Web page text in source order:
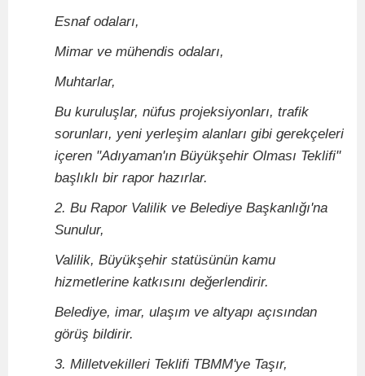
Esnaf odaları,
Mimar ve mühendis odaları,
Muhtarlar,
Bu kuruluşlar, nüfus projeksiyonları, trafik
sorunları, yeni yerleşim alanları gibi gerekçeleri
içeren "Adıyaman'ın Büyükşehir Olması Teklifi"
başlıklı bir rapor hazırlar.
2. Bu Rapor Valilik ve Belediye Başkanlığı'na
Sunulur,
Valilik, Büyükşehir statüsünün kamu
hizmetlerine katkısını değerlendirir.
Belediye, imar, ulaşım ve altyapı açısından
görüş bildirir.
3. Milletvekilleri Teklifi TBMM'ye Taşır,